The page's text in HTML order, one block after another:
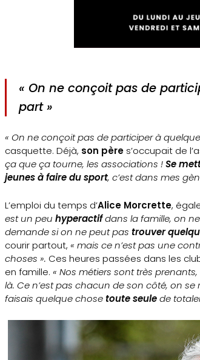
newsletter
Nos
Partenaires
Mentions
légales
Contact
Search
« On ne conçoit pas de
part »
« On ne conçoit pas de participer à
casquette. Déjà, son pères’occupait de
ça que ça tourne, les associations !Se
jeunes à faire du sport, c’est dans mes
L’emploi du temps d’Alice Morcrette,
est un peu hyperactifdans la famille, on
demande si on ne peut pas trouver
courir partout, « mais ce n’est pas une
choses ». Ces heures passées dans les
en famille. « Nos métiers sont très
là. Ce n’est pas chacun de son côté, on
faisais quelque chosetoute seulede